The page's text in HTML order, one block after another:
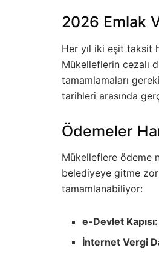
2026 Emlak
Her yıl iki eşit taksit
Mükelleflerin cezalı
tamamlamaları
tarihleri arasında
Ödemeler
Mükelleflere ödeme
belediyeye gitme
tamamlanabiliyor:
e-Devlet Kapısı:
İnternet Vergi